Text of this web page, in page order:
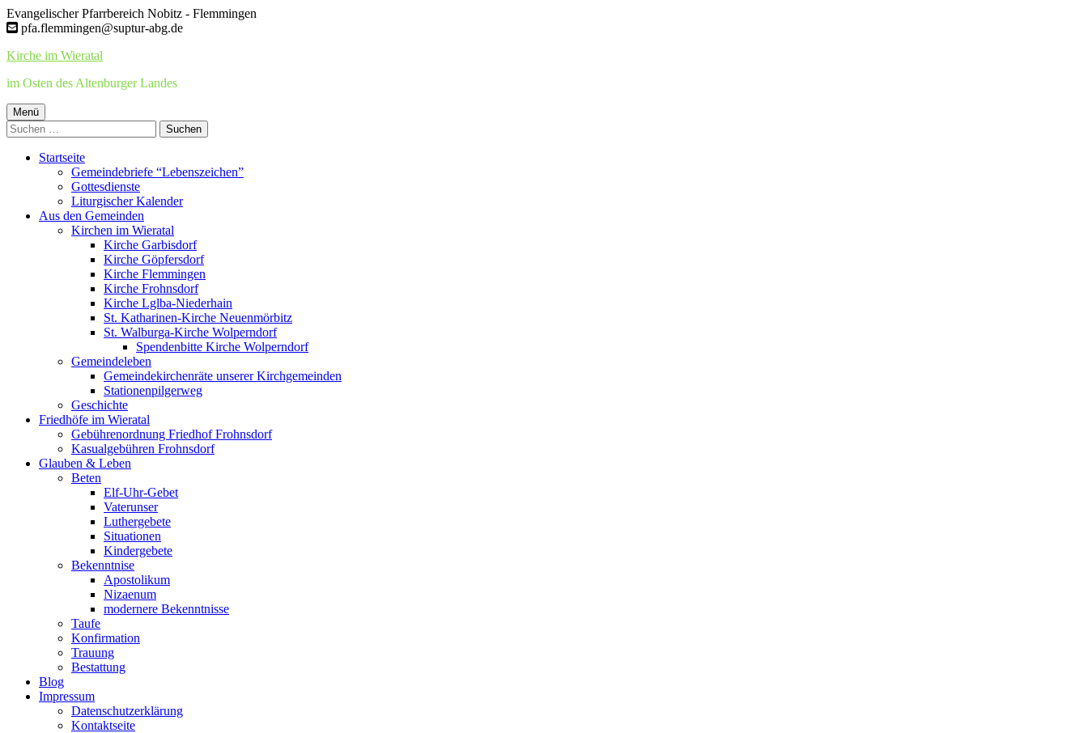
Springe
zum
Evangelischer Pfarrbereich Nobitz - Flemmingen
pfa.flemmingen@suptur-abg.de
Kirche im Wieratal
im Osten des Altenburger Landes
Primäres
Menü
Menü
Suchen
nach:
Startseite
Gemeindebriefe “Lebenszeichen”
Gottesdienste
Liturgischer Kalender
Aus den Gemeinden
Kirchen im Wieratal
Kirche Garbisdorf
Kirche Göpfersdorf
Kirche Flemmingen
Kirche Frohnsdorf
Kirche Lglba-Niederhain
St. Katharinen-Kirche Neuenmörbitz
St. Walburga-Kirche Wolperndorf
Spendenbitte Kirche Wolperndorf
Gemeindeleben
Gemeindekirchenräte unserer Kirchgemeinden
Stationenpilgerweg
Geschichte
Friedhöfe im Wieratal
Gebührenordnung Friedhof Frohnsdorf
Kasualgebühren Frohnsdorf
Glauben & Leben
Beten
Elf-Uhr-Gebet
Vaterunser
Luthergebete
Situationen
Kindergebete
Bekenntnise
Apostolikum
Nizaenum
modernere Bekenntnisse
Taufe
Konfirmation
Trauung
Bestattung
Blog
Impressum
Datenschutzerklärung
Kontaktseite